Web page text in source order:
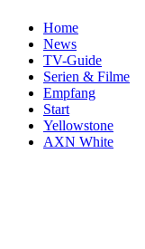
Home
News
TV-Guide
Serien & Filme
Empfang
Start
Yellowstone
AXN White